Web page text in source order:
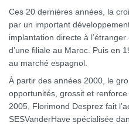
Ces 20 dernières années, la
par un important
implantation directe à
d’une filiale au Maroc. Puis en
au marché espagnol.
À partir des années 2000, le
opportunités, grossit et
2005, Florimond Desprez fait
SESVanderHave spécialisée